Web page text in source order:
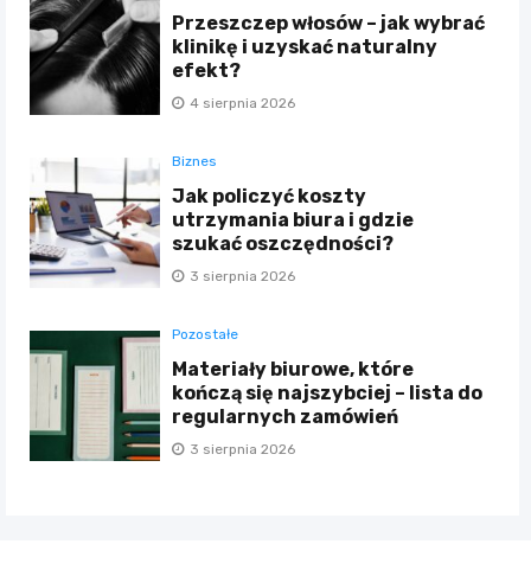
Przeszczep włosów – jak wybrać
klinikę i uzyskać naturalny
efekt?
4 sierpnia 2026
Biznes
Jak policzyć koszty
utrzymania biura i gdzie
szukać oszczędności?
3 sierpnia 2026
Pozostałe
Materiały biurowe, które
kończą się najszybciej – lista do
regularnych zamówień
3 sierpnia 2026